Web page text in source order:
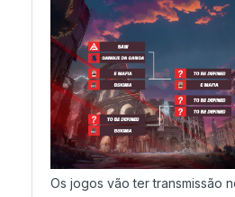
Os jogos vão ter transmissão